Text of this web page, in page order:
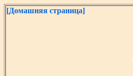
[Домашняя страница]